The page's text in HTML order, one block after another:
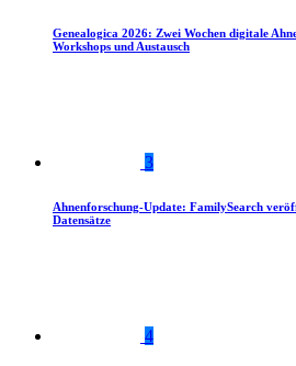
Genealogica 2026: Zwei Wochen digitale
Workshops und Austausch
3
Ahnenforschung-Update: FamilySearch
Datensätze
4